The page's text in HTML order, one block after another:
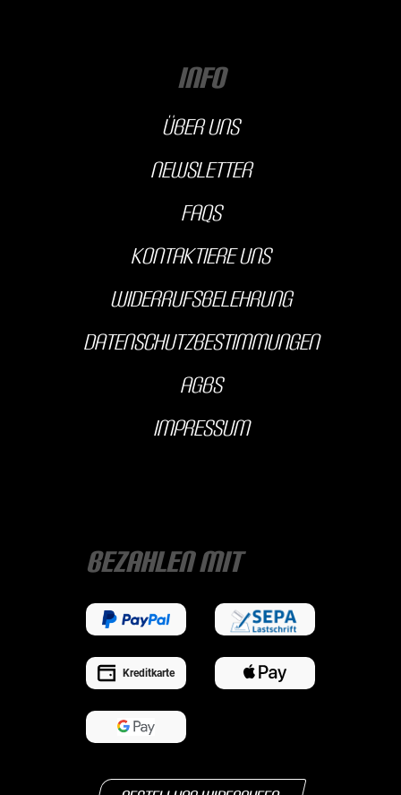
INFO
über uns
Newsletter
FAQs
kontaktiere uns
Widerrufsbelehrung
Datenschutzbestimmungen
AGBS
Impressum
Bezahlen mit
Kreditkarte